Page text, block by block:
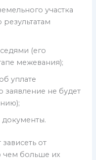
участка
(его
межевания);
уплате
заявление не будет
от
чем больше их